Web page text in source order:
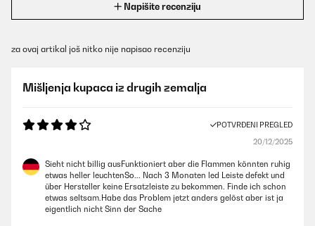
Napišite recenziju
za ovaj artikal još nitko nije napisao recenziju
Mišljenja kupaca iz drugih zemalja
POTVRĐENI PREGLED
20/12/2025
Sieht nicht billig ausFunktioniert aber die Flammen könnten ruhig
etwas heller leuchtenSo... Nach 3 Monaten led Leiste defekt und
über Hersteller keine Ersatzleiste zu bekommen. Finde ich schon
etwas seltsam.Habe das Problem jetzt anders gelöst aber ist ja
eigentlich nicht Sinn der Sache